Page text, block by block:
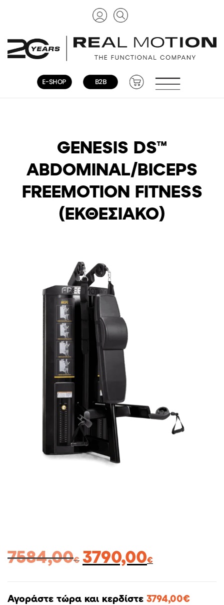
GENESIS DS™
ABDOMINAL/BICEPS
FREEMOTION FITNESS
(ΕΚΘΕΣΙΑΚΟ)
7584,00€
Original
price
7584,00€.
3790,00€τρέχουσα
είναι:
Αγοράστε τώρα και κερδίστε 3794,00€